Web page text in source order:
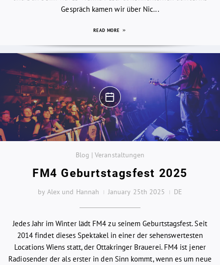
Gespräch kamen wir über Nic...
READ MORE
Blog | Veranstaltungen
FM4 Geburtstagsfest 2025
by Alex und Hannah January 25th 2025 DE
Jedes Jahr im Winter lädt FM4 zu seinem Geburtstagsfest. Seit
2014 findet dieses Spektakel in einer der sehenswertesten
Locations Wiens statt, der Ottakringer Brauerei. FM4 ist jener
Radiosender der als erster in den Sinn kommt, wenn es um neue